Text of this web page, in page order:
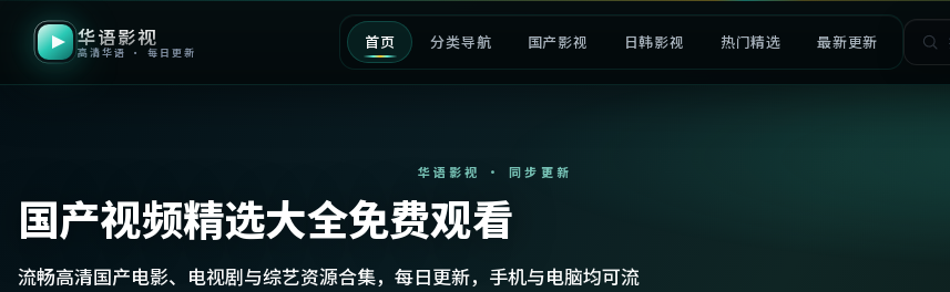
华语影视
高清华语 · 每日更新 首页 分类导航 国产影视 日韩影视 热门精选 最新更新
华语影视 · 同步更新
国产视频精选大全免费观看
流畅高清国产电影、电视剧与综艺资源合集，每日更新，手机与电脑均可流